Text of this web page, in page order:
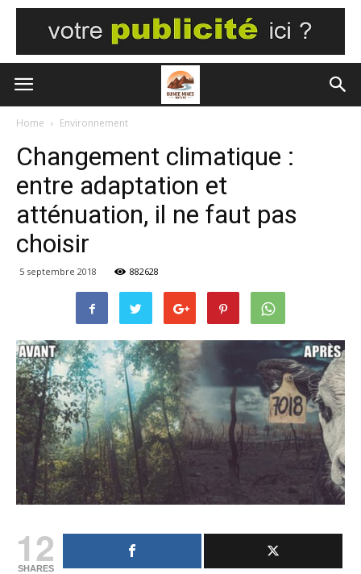
Home Environnement
Changement climatique :
entre adaptation et
atténuation, il ne faut pas
choisir
5 septembre 2018 882628
12
SHARES